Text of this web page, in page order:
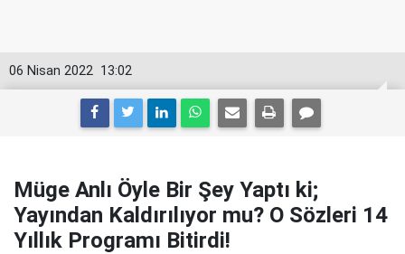
13:02
06 Nisan 2022
Müge Anlı Öyle Bir Şey Yaptı ki;
Yayından Kaldırılıyor mu? O Sözleri 14
Yıllık Programı Bitirdi!